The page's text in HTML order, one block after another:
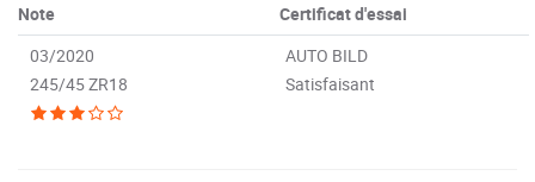
Note
Certificat d'essai
03/2020
AUTO BILD
245/45 ZR18
Satisfaisant